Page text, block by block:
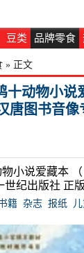
豆类 品牌零食
» 正文
十动物小说
唐图书音像
小说爱藏本
世纪出版社 正
籍 杂志 报纸